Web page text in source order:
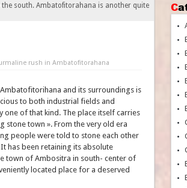
south. Ambatofitorahana is another quite
rush in Ambatofitorahana
and its surroundings is
to both industrial fields and
one of that kind. The place itself carries
stone town ». From the very old era
people were told to stone each other
has been retaining its absolute
town of Ambositra in south- center of
located place for a deserved